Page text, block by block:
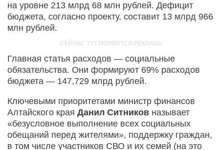
на уровне 213 млрд 68 млн рублей. Дефицит
бюджета, согласно проекту, составит 13 млрд 966
млн рублей.
Главная статья расходов — социальные
обязательства. Они формируют 69% расходов
бюджета — 147,729 млрд рублей.
Ключевыми приоритетами министр финансов
Алтайского края Данил Ситников называет
«безусловное выполнение всех социальных
обещаний перед жителями», поддержку граждан,
в том числе участников СВО и их семей (на это